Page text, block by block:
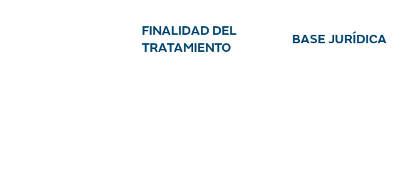
FINALIDAD DEL
TRATAMIENTO
BASE JURÍDICA